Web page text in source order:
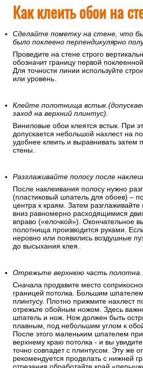
Как клеить обои на
Сделайте пометку на стене, что
было поклеено перпендикулярно
Проведите на стене строго
обозначит границу первой
Для точности линии используйте
или уровень.
Клейте полотнища
заход на верхний плинтус).
Виниловые обои клеятся встык. При
допускается небольшой нахлест на
удобнее клеить и выравнивать затем
стены.
Разглаживайте полосу после
После наклеивания полосу нужно
(пластиковый шпатель для обоев) –
центра к краям. Затем
вниз равномерно расходящимися
вправо («елочкой»). Окончательное
полотнища производится руками.
неровно или появились воздушные
до высыхания клея.
Отрежьте верхнюю часть полотна.
Сначала продавите место
границей потолка. Большим
плинтусу. Плотно прижмите нахлест
отрежьте обойным ножом. Здесь
шпатель и нож. Нож должен быть
плавным, под небольшим углом к
После этого маленьким шпателем
верхнему краю потолка - и вы
точно совпадет с плинтусом. Эту же
рекомендуется проделать с нижней